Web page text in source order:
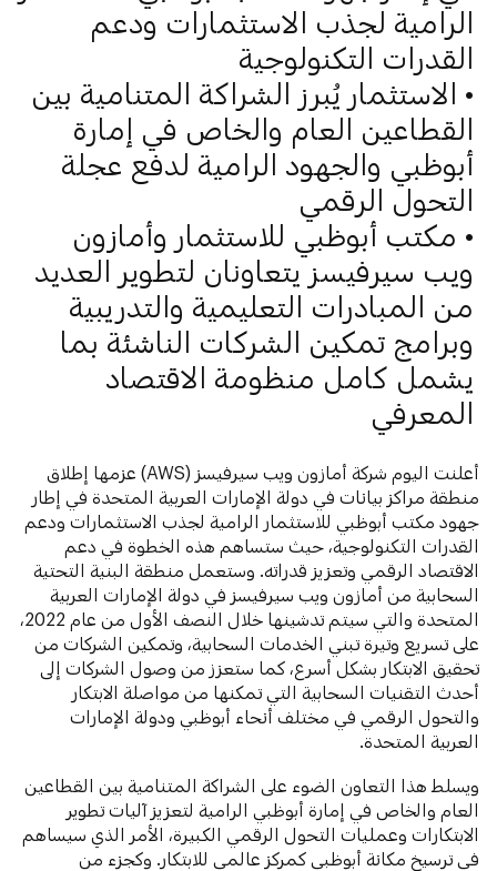
الرامية لجذب الاستثمارات ودعم
القدرات التكنولوجية
• الاستثمار يُبرز الشراكة المتنامية بين
القطاعين العام والخاص في إمارة
أبوظبي والجهود الرامية لدفع عجلة
التحول الرقمي
• مكتب أبوظبي للاستثمار وأمازون
ويب سيرفيسز يتعاونان لتطوير العديد
من المبادرات التعليمية والتدريبية
وبرامج تمكين الشركات الناشئة بما
يشمل كامل منظومة الاقتصاد
المعرفي
أعلنت اليوم شركة أمازون ويب سيرفيسز (AWS) عزمها إطلاق
منطقة مراكز بيانات في دولة الإمارات العربية المتحدة في إطار
جهود مكتب أبوظبي للاستثمار الرامية لجذب الاستثمارات ودعم
القدرات التكنولوجية، حيث ستساهم هذه الخطوة في دعم
الاقتصاد الرقمي وتعزيز قدراته. وستعمل منطقة البنية التحتية
السحابية من أمازون ويب سيرفيسز في دولة الإمارات العربية
المتحدة والتي سيتم تدشينها خلال النصف الأول من عام 2022،
على تسريع وتيرة تبني الخدمات السحابية، وتمكين الشركات من
تحقيق الابتكار بشكل أسرع، كما ستعزز من وصول الشركات إلى
أحدث التقنيات السحابية التي تمكنها من مواصلة الابتكار
والتحول الرقمي في مختلف أنحاء أبوظبي ودولة الإمارات
العربية المتحدة.
ويسلط هذا التعاون الضوء على الشراكة المتنامية بين القطاعين
العام والخاص في إمارة أبوظبي الرامية لتعزيز آليات تطوير
الابتكارات وعمليات التحول الرقمي الكبيرة، الأمر الذي سيساهم
في ترسيخ مكانة أبوظبي كمركز عالمي للابتكار. وكجزء من